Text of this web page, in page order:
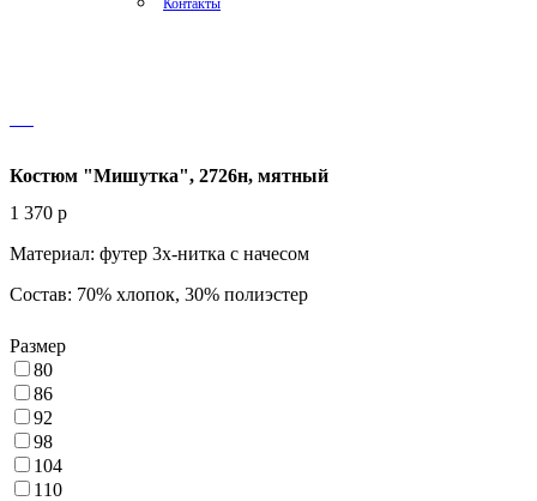
Контакты
Костюм "Мишутка", 2726н, мятный
1 370 p
Материал: футер 3х-нитка с начесом
Состав: 70% хлопок, 30% полиэстер
Размер
80
86
92
98
104
110